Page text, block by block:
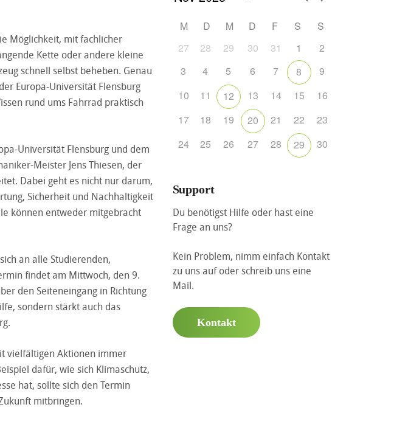
Möglichkeit, mit fachlicher
Kette oder andere kleine
schnell selbst beheben. Genau
Europa-Universität Flensburg
rund ums Fahrrad praktisch
Universität Flensburg und dem
Meister Jens Thiesen, der
Dabei geht es nicht nur darum,
Sicherheit und Nachhaltigkeit
können entweder mitgebracht
an alle Studierenden,
findet am Mittwoch, den 9.
den Seiteneingang in Richtung
sondern stärkt auch das
vielfältigen Aktionen immer
dafür, wie sich Klimaschutz,
hat, sollte sich den Termin
mitbringen.
M D M D F S
S
27
28 29 30 31 1
2
3
4 5 6 7 8
9
10
11 12 13 14 15
16
17
18 19 20 21 22
23
24
25 26 27 28 29 30
Support
Du benötigst Hilfe oder hast eine
Frage an uns?
Kein Problem, nimm einfach Kontakt
zu uns auf oder schreib uns eine
Mail.
Kontakt